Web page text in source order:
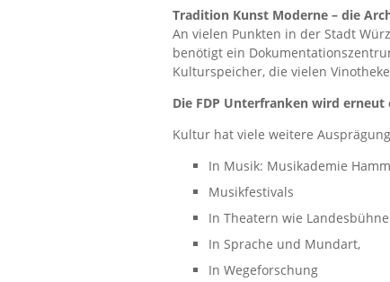
Tradition Kunst Moderne – die
An vielen Punkten in der Stadt
benötigt ein
Kulturspeicher, die vielen
Die FDP Unterfranken wird
Kultur hat viele weitere
In Musik: Musikademie
Musikfestivals
In Theatern wie
In Sprache und Mundart,
In Wegeforschung